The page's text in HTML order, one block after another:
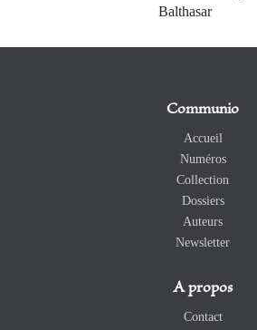
Balthasar
Communio
Accueil
Numéros
Collection
Dossiers
Auteurs
Newsletter
A propos
Contact